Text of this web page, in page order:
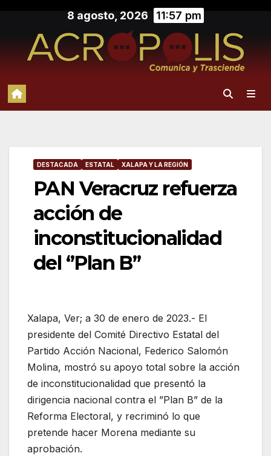
contenido
8 agosto, 2026 11:57 pm
DESTACADA ESTATAL XALAPA Y LA REGIÓN
PAN Veracruz refuerza
acción de
inconstitucionalidad
del ‘’Plan B’’
Xalapa, Ver; a 30 de enero de 2023.- El
presidente del Comité Directivo Estatal del
Partido Acción Nacional, Federico Salomón
Molina, mostró su apoyo total sobre la acción
de inconstitucionalidad que presentó la
dirigencia nacional contra el ”Plan B” de la
Reforma Electoral, y recriminó lo que
pretende hacer Morena mediante su
aprobación.